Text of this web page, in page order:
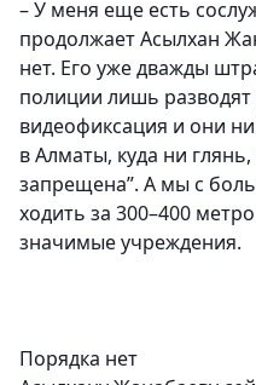
– У меня еще есть
продолжает Асылхан
нет. Его уже дважды
полиции лишь разводят
видеофиксация и они
в Алматы, куда ни
запрещена”. А мы с
ходить за 300–400
значимые учреждения.
Порядка нет